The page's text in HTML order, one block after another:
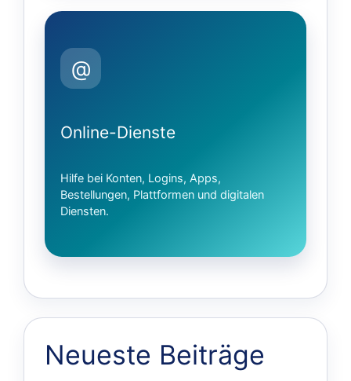
@
Online-Dienste
Hilfe bei Konten, Logins, Apps,
Bestellungen, Plattformen und digitalen
Diensten.
Neueste Beiträge